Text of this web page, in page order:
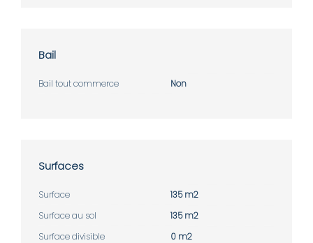
Bail
Bail tout commerce Non
Surfaces
Surface
135 m2
Surface au sol
135 m2
Surface divisible
0 m2